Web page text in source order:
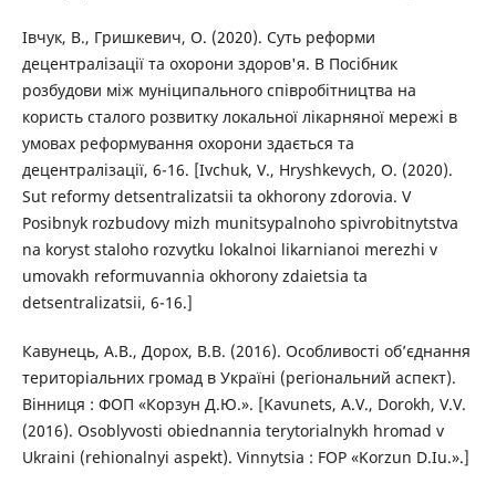
Івчук, В., Гришкевич, О. (2020). Суть реформи
децентралізації та охорони здоров'я. В Посібник
розбудови між муніципального співробітництва на
користь сталого розвитку локальної лікарняної мережі в
умовах реформування охорони здається та
децентралізації, 6-16. [Ivchuk, V., Hryshkevych, O. (2020).
Sut reformy detsentralizatsii ta okhorony zdorovia. V
Posibnyk rozbudovy mizh munitsypalnoho spivrobitnytstva
na koryst staloho rozvytku lokalnoi likarnianoi merezhi v
umovakh reformuvannia okhorony zdaietsia ta
detsentralizatsii, 6-16.]
Кавунець, А.В., Дорох, В.В. (2016). Особливості об’єднання
територіальних громад в Україні (регіональний аспект).
Вінниця : ФОП «Корзун Д.Ю.». [Kavunets, A.V., Dorokh, V.V.
(2016). Osoblyvosti obiednannia terytorialnykh hromad v
Ukraini (rehionalnyi aspekt). Vinnytsia : FOP «Korzun D.Iu.».]